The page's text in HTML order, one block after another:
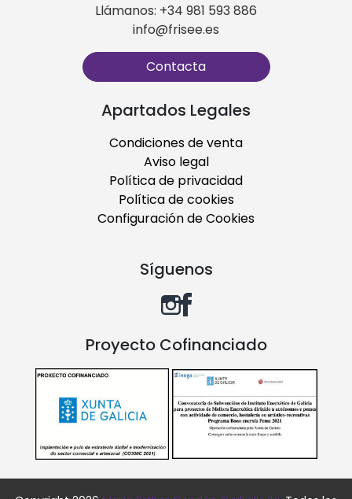
Llámanos: +34 981 593 886
info@frisee.es
Contacta
Apartados Legales
Condiciones de venta
Aviso legal
Política de privacidad
Política de cookies
Configuración de Cookies
Síguenos
Proyecto Cofinanciado